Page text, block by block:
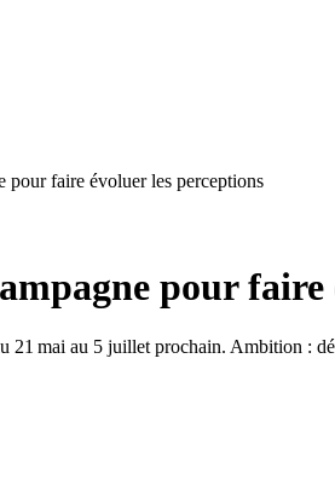
pour faire évoluer les perceptions
pour faire
21 mai au 5 juillet prochain. Ambition :